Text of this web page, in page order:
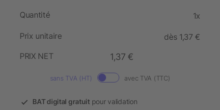
Quantité 1x
Prix unitaire
dès 1,37 €
PRIX NET
1,37 €
sans TVA (HT) avec TVA (TTC)
BAT digital gratuitpour validation